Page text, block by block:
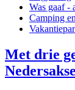
Was gaaf -
Camping
Met drie